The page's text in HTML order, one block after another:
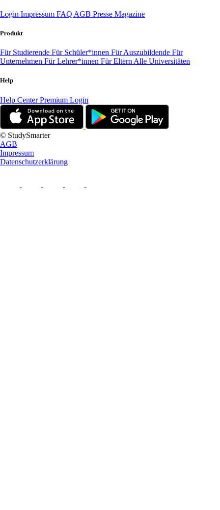
Login Impressum FAQ AGB Presse Magazine
Produkt
Für Studierende Für Schüler*innen Für Auszubildende Für
Unternehmen Für Lehrer*innen Für Eltern Alle Universitäten
Help
Help CenterPremium Login
© StudySmarter
AGB
Impressum
Datenschutzerklärung